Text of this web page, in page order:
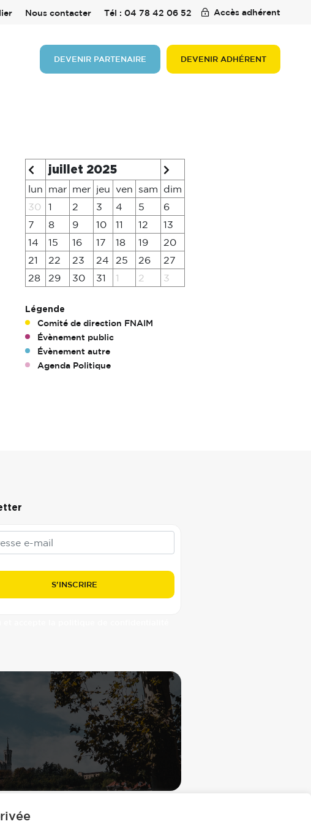
Nous contacter Tél : 04 78 42 06 52 Accès adhérent
DEVENIR PARTENAIRE DEVENIR ADHÉRENT
juillet 2025
lun mar mer jeu ven sam
dim
30
1 2 3 4 5
6
7
8 9 10 11 12
13
14
15 16 17 18 19
20
21
22 23 24 25 26
27
28
29 30 31 1 2 3
Légende
Comité de direction FNAIM
Évènement public
Évènement autre
Agenda Politique